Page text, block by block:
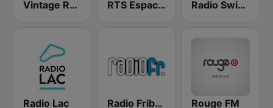
Vintage Radio RTS Espace 2 Radio Swiss Pop
Radio Lac Radio Fribourg Rouge FM